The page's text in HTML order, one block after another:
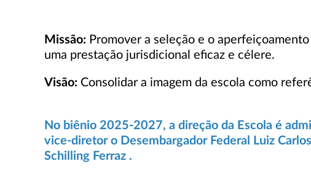
Missão: Promover a seleção e o
uma prestação jurisdicional eficaz e célere.
Visão: Consolidar a imagem da escola como
No biênio 2025-2027, a direção da Escola é
vice-diretor o Desembargador Federal Luiz
Schilling Ferraz .​